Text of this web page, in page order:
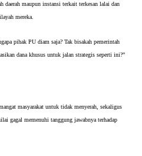
daerah maupun instansi terkait terkesan lalai dan
mereka.
pihak PU diam saja? Tak bisakah pemerintah
dana khusus untuk jalan strategis seperti ini?”
masyarakat untuk tidak menyerah, sekaligus
gagal memenuhi tanggung jawabnya terhadap